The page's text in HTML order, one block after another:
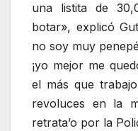
una listita de
botar», explicó
no soy muy
¡yo mejor me
el más que
revoluces en la
retrata’o por la